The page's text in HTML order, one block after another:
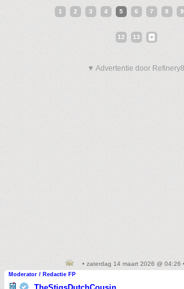
1 2 3 4 5 6 7 8 9
12 13
▼ Advertentie door
• zaterdag 14 maart 2026 @ 04:26
Moderator / Redactie FP